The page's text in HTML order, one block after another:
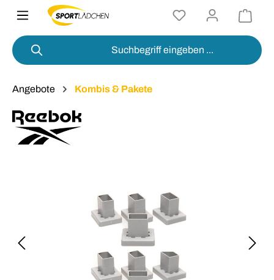
springen
Angebote Kombis & Pakete